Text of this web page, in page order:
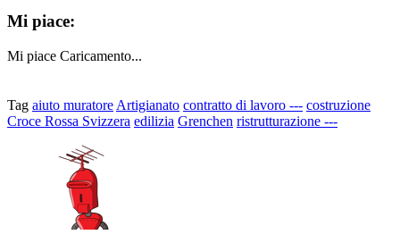
Mi piace:
Mi piace Caricamento...
Tag aiuto muratore Artigianato contratto di lavoro --- costruzione
Croce Rossa Svizzera edilizia Grenchen ristrutturazione ---